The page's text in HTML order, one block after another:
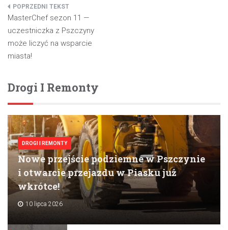
Nawigacja
wpisu
MasterChef sezon 11 —
uczestniczka z Pszczyny
może liczyć na wsparcie
miasta!
Drogi I Remonty
DROGI I REMONTY
Nowe przejście podziemne w Pszczynie
i otwarcie przejazdu w Piasku już
wkrótce!
10 lipca 2026